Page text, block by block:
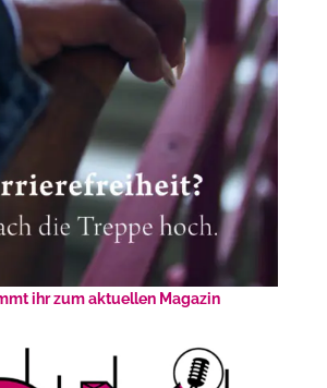
ihr zum aktuellen Magazin